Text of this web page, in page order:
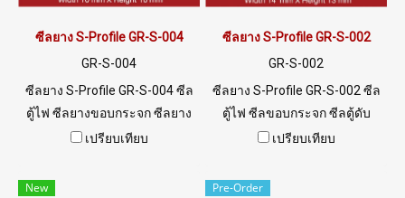
ซีลยาง S-Profile GR-S-004
GR-S-004
ซีลยาง S-Profile GR-S-004 ซีล
ตู้ไฟ ซีลยางขอบกระจก ซีลยาง
ขอบตู้ดับเพลิง ร่อง 1/2 mm Tel:
เปรียบเทียบ
ซีลยาง S-Profile GR-S-002
GR-S-002
ซีลยาง S-Profile GR-S-002 ซีล
ตู้ไฟ ซีลขอบกระจก ซีลตู้ดับ
เพลิง Tel: 0 2489 5525 / 09
เปรียบเทียบ
New
Pre-Order